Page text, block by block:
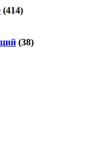
(414)
(38)